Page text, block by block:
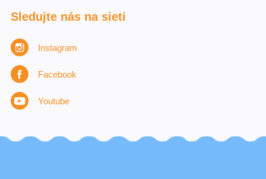
Sledujte nás na sieti
Instagram
Facebook
Youtube